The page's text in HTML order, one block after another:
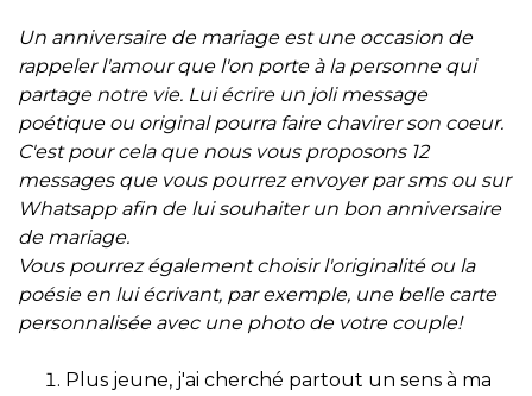
Un anniversaire de mariage est une occasion de
rappeler l'amour que l'on porte à la personne qui
partage notre vie. Lui écrire un joli message
poétique ou original pourra faire chavirer son coeur.
C'est pour cela que nous vous proposons 12
messages que vous pourrez envoyer par sms ou sur
Whatsapp afin de lui souhaiter un bon anniversaire
de mariage.
Vous pourrez également choisir l'originalité ou la
poésie en lui écrivant, par exemple, une belle carte
personnalisée avec une photo de votre couple!
Plus jeune, j'ai cherché partout un sens à ma